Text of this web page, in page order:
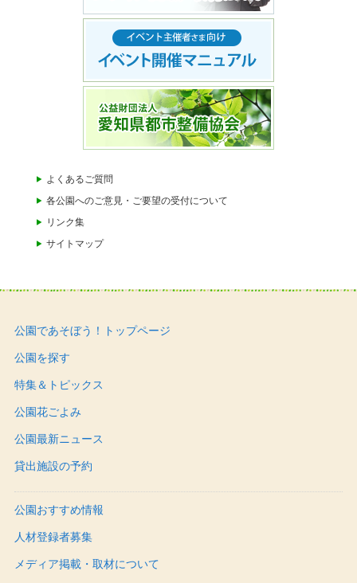
よくあるご質問
各公園へのご意見・ご要望の受付について
リンク集
サイトマップ
公園であそぼう！トップページ
公園を探す
特集＆トピックス
公園花ごよみ
公園最新ニュース
貸出施設の予約
公園おすすめ情報
人材登録者募集
メディア掲載・取材について